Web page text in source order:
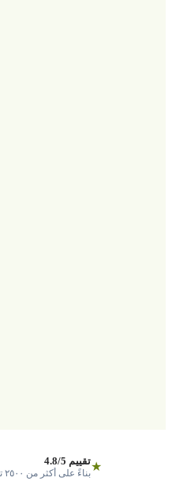
★تقييم 4.8/5
بناءً على أكثر من ٢٥٠٠ تقييم